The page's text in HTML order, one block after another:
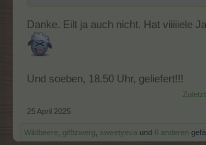
Danke. Eilt ja auch nicht. Hat viiiiiele
Und soeben, 18.50 Uhr, geliefert!!!
25 April 2025
Wildbeere gifftzwerg sweetyeva und 6 anderen